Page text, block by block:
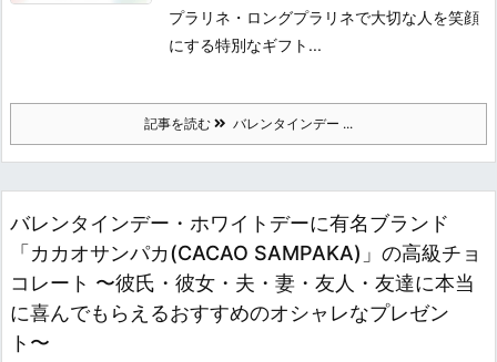
プラリネ・ロングプラリネで大切な人を笑顔
にする特別なギフト...
記事を読む バレンタインデー ...
バレンタインデー・ホワイトデーに有名ブランド
「カカオサンパカ(CACAO SAMPAKA)」の高級チョ
コレート 〜彼氏・彼女・夫・妻・友人・友達に本当
に喜んでもらえるおすすめのオシャレなプレゼン
ト〜